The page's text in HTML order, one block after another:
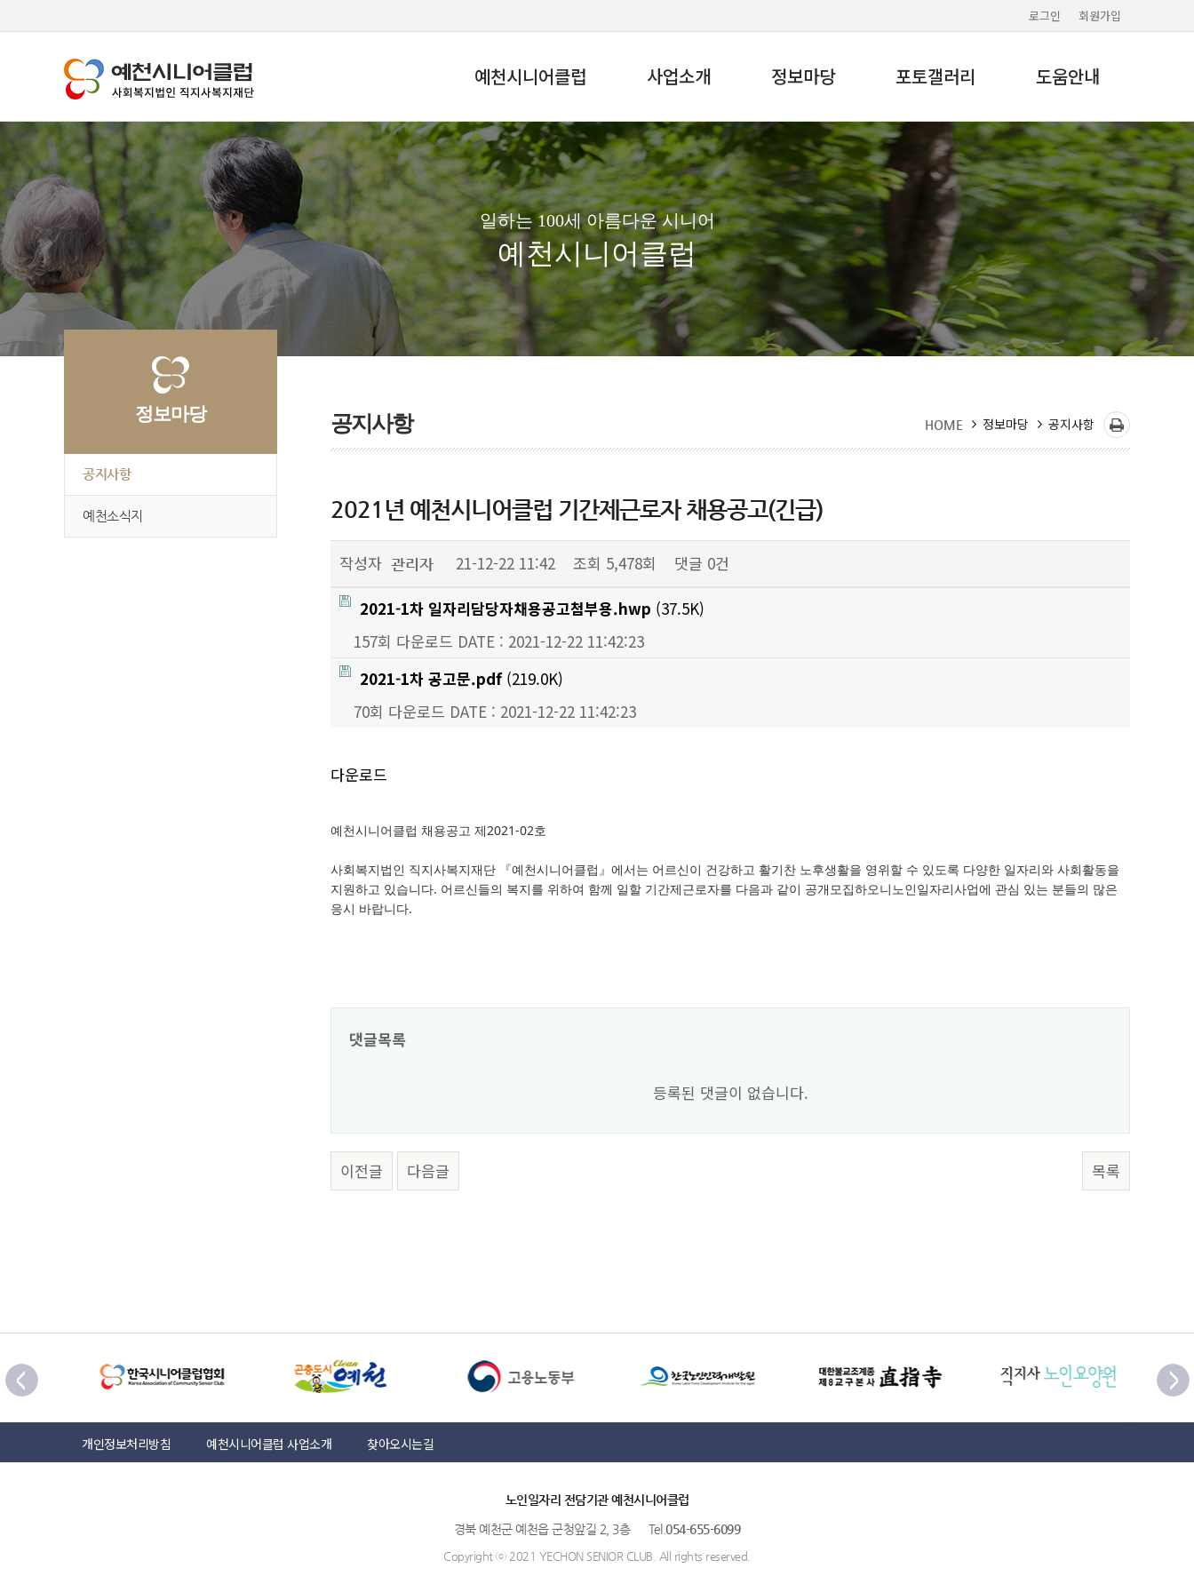
로그인 회원가입
예천시니어클럽 사업소개 정보마당 포토갤러리 도움안내
정보마당
공지사항
예천소식지
일하는 100세 아름다운 시니어
예천시니어클럽
공지사항 HOME 정보마당 공지사항
2021년 예천시니어클럽 기간제근로자 채용공고(긴급)
작성자 관리자 21-12-22 11:42 조회 5,478회 댓글 0건
2021-1차 일자리담당자채용공고첨부용.hwp (37.5K)
157회 다운로드 DATE : 2021-12-22 11:42:23
2021-1차 공고문.pdf(219.0K)
70회 다운로드 DATE : 2021-12-22 11:42:23
다운로드
예천시니어클럽 채용공고 제2021-02호
사회복지법인 직지사복지재단 『예천시니어클럽』에서는 어르신이 건강하고 활기찬 노후생활을 영위할 수 있도록 다양한 일자리와 사회활동을
지원하고 있습니다. 어르신들의 복지를 위하여 함께 일할 기간제근로자를 다음과 같이 공개모집하오니노인일자리사업에 관심 있는 분들의 많은
응시 바랍니다.
댓글목록
등록된 댓글이 없습니다.
이전글 다음글 목록
개인정보처리방침 예천시니어클럽 사업소개 찾아오시는길
노인일자리 전담기관 예천시니어클럽
경북 예천군 예천읍 군청앞길 2, 3층 Tel.054-655-6099
Copyright ⓒ 2021 YECHON SENIOR CLUB. All rights reserved.